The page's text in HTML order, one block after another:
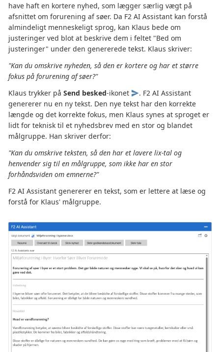
have haft en kortere nyhed, som lægger særlig vægt på
afsnittet om forurening af søer. Da F2 AI Assistant kan forstå
almindeligt menneskeligt sprog, kan Klaus bede om
justeringer ved blot at beskrive dem i feltet "Bed om
justeringer" under den genererede tekst. Klaus skriver:
"Kan du omskrive nyheden, så den er kortere og har et større
fokus på forurening af søer?"
Klaus trykker på Send besked-ikonet
. F2 AI Assistant
genererer nu en ny tekst. Den nye tekst har den korrekte
længde og det korrekte fokus, men Klaus synes at sproget er
lidt for teknisk til et nyhedsbrev med en stor og blandet
målgruppe. Han skriver derfor:
"Kan du omskrive teksten, så den har et lavere lix-tal og
henvender sig til en målgruppe, som ikke har en stor
forhåndsviden om emnerne?"
F2 AI Assistant genererer en tekst, som er lettere at læse og
forstå for Klaus' målgruppe.